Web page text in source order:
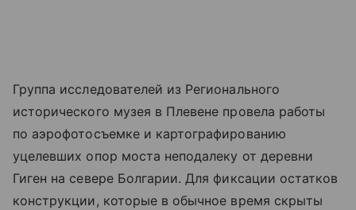
Группа исследователей из Регионального
исторического музея в Плевене провела работы
по аэрофотосъемке и картографированию
уцелевших опор моста неподалеку от деревни
Гиген на севере Болгарии. Для фиксации остатков
конструкции, которые в обычное время скрыты